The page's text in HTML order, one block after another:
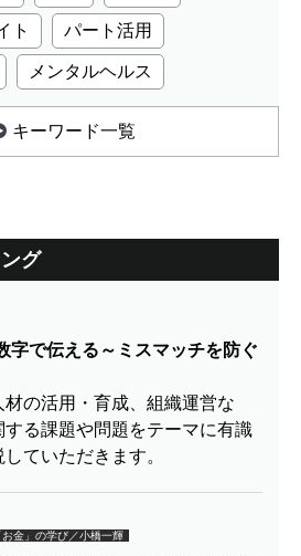
ト パート活用
メンタルヘルス
キーワード一覧
グ
字で伝える～ミスマッチを防ぐ
の活用・育成、組織運営な
する課題や問題をテーマに有識
ていただきます。
お金」の学び／小橋一輝